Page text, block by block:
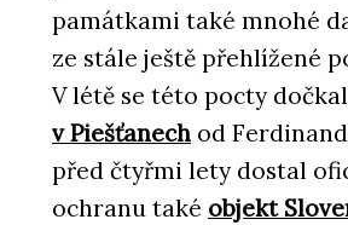
památkami také mnohé
ze stále ještě přehlížené
V létě se této pocty dočkal
v Piešťanech od
před čtyřmi lety dostal
ochranu také objekt